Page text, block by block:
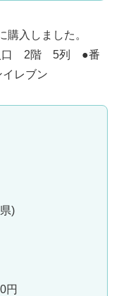
入しました。
口 2階 5列 ●番
レブン
)
円